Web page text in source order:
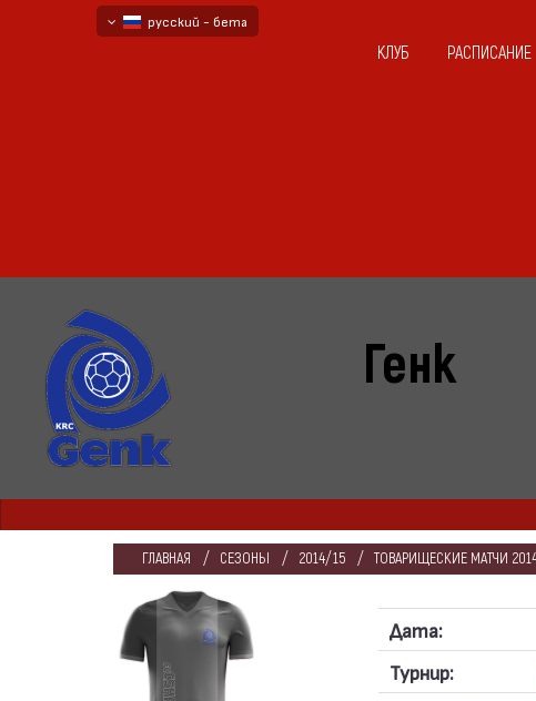
русский - бета
КЛУБ РАСПИСАНИЕ
Генк
ГЛАВНАЯ СЕЗОНЫ 2014/15 ТОВАРИЩЕСКИЕ МАТЧИ
Дата:
Турнир: